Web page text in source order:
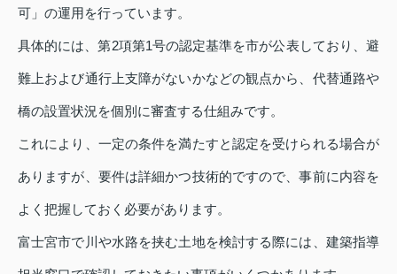
可」の運用を行っています。
具体的には、第2項第1号の認定基準を市が公表しており、避
難上および通行上支障がないかなどの観点から、代替通路や
橋の設置状況を個別に審査する仕組みです。
これにより、一定の条件を満たすと認定を受けられる場合が
ありますが、要件は詳細かつ技術的ですので、事前に内容を
よく把握しておく必要があります。
富士宮市で川や水路を挟む土地を検討する際には、建築指導